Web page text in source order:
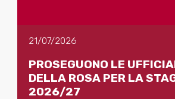
21/07/2026
PROSEGUONO LE
DELLA ROSA PER LA
2026/27